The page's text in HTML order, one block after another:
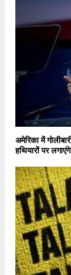
अमेरिका में
हथियारों पर